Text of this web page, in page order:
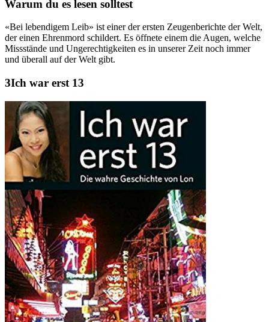
Warum du es lesen solltest
«Bei lebendigem Leib» ist einer der ersten Zeugenberichte der Welt,
der einen Ehrenmord schildert. Es öffnete einem die Augen, welche
Missstände und Ungerechtigkeiten es in unserer Zeit noch immer
und überall auf der Welt gibt.
Ich war erst 13